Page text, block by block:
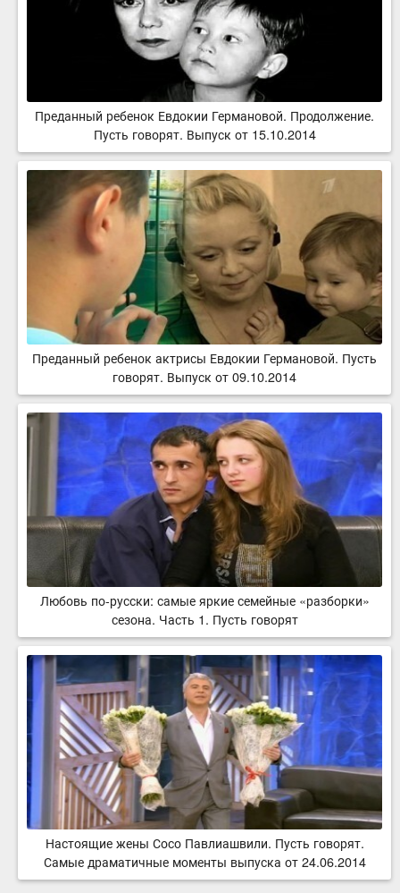
Преданный ребенок Евдокии Германовой. Продолжение.
Пусть говорят. Выпуск от 15.10.2014
Преданный ребенок актрисы Евдокии Германовой. Пусть
говорят. Выпуск от 09.10.2014
Любовь по-русски: самые яркие семейные «разборки»
сезона. Часть 1. Пусть говорят
Настоящие жены Сосо Павлиашвили. Пусть говорят.
Самые драматичные моменты выпуска от 24.06.2014